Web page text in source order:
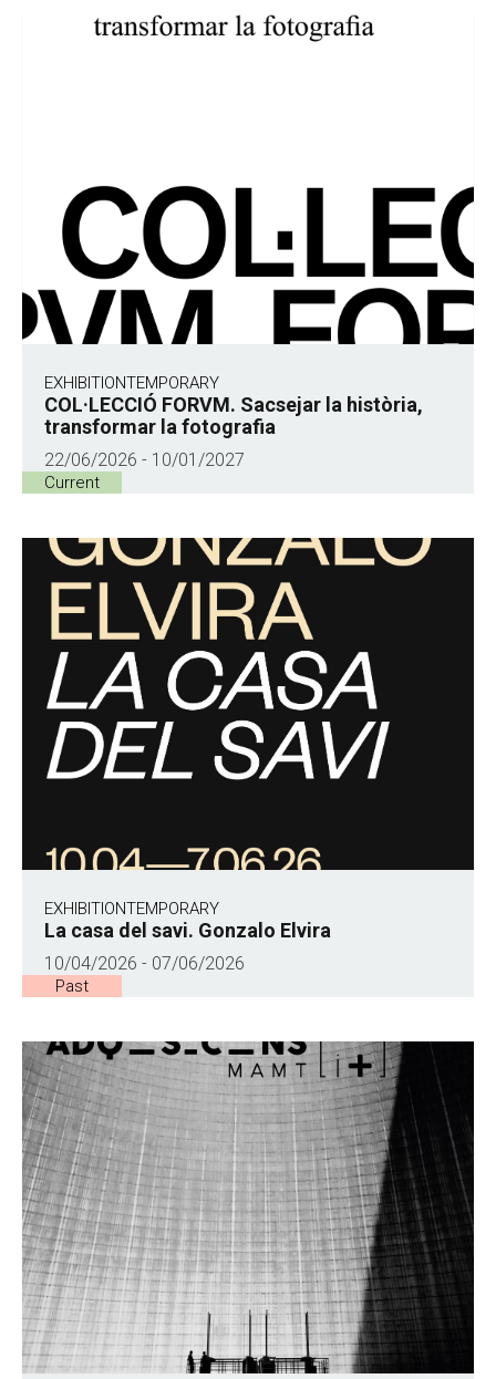
EXHIBITIONTEMPORARY
COL·LECCIÓ FORVM. Sacsejar la història,
transformar la fotografia
22/06/2026 - 10/01/2027
Current
EXHIBITIONTEMPORARY
La casa del savi. Gonzalo Elvira
10/04/2026 - 07/06/2026
Past